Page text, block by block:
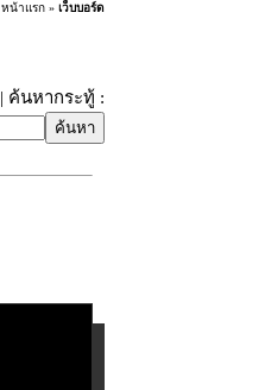
หน้าแรก » เว็บบอร์ด
| ค้นหากระทู้ :